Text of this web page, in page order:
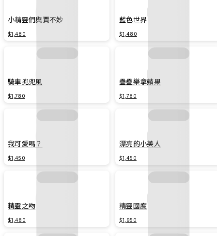
小精靈們與賈不妙
$1,480
藍色世界
$1,480
騎車兜兜風
$1,780
疊疊樂拿蘋果
$1,780
我可愛嗎？
$1,450
漂亮的小美人
$1,450
精靈之吻
$1,480
精靈國度
$1,950